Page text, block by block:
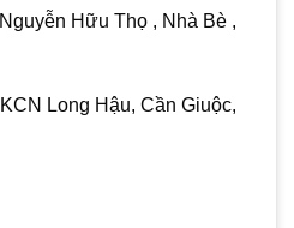
Hữu Thọ , Nhà Bè ,
Long Hậu, Cần Giuộc,